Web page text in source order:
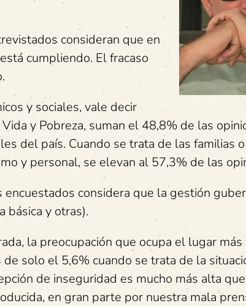
consideran que en
cumpliendo. El fracaso
y sociales, vale decir
y Pobreza, suman el 48,8% de las
del país. Cuando se trata de las familias
y personal, se elevan al 57,3% de las
considera que la gestión
básica y otras).
la preocupación que ocupa el lugar
solo el 5,6% cuando se trata de la
de inseguridad es mucho más alta
en gran parte por nuestra mala